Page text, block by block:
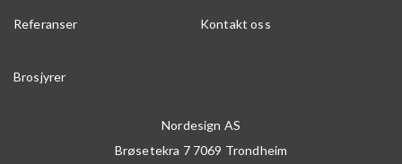
Referanser Kontakt oss
Brosjyrer
Nordesign AS
Brøsetekra 7 7069 Trondheim